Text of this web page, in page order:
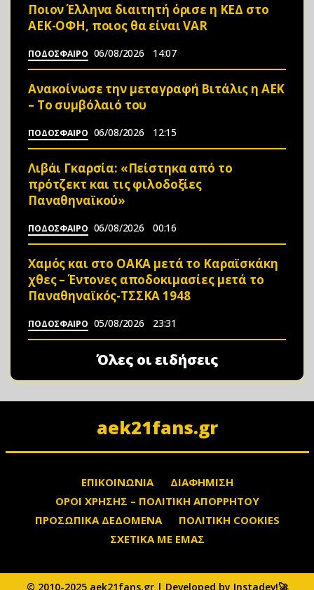
Ποιον Έλληνα διαιτητή όρισε η ΚΕΔ στο
ΑΕΚ-ΟΦΗ, ποιος θα είναι VAR
ΠΟΔΟΣΦΑΙΡΟ 06/08/2026 14:07
Ανακοίνωσε την μεταγραφή Βιτάλις η ΑΕΚ
– Το συμβόλαιό του
ΠΟΔΟΣΦΑΙΡΟ 06/08/2026 12:15
Λιβάι Γκαρσία: «Πείστηκα από το
πρότζεκτ και τις φιλοδοξίες
Παναθηναϊκού»
ΠΟΔΟΣΦΑΙΡΟ 06/08/2026 00:16
Χαμός και στο ΟΑΚΑ μετά το Καραϊσκάκη
χθες – Έντονες αποδοκιμασίες μετά το
Παναθηναϊκός-ΤΣΣΚΑ 1948
ΠΟΔΟΣΦΑΙΡΟ 05/08/2026 23:31
Όλες οι ειδήσεις
aek21fans.gr
ΕΠΙΚΟΙΝΩΝΙΑ
ΔΙΑΦΗΜΙΣΗ
ΟΡΟΙ ΧΡΗΣΗΣ – ΠΟΛΙΤΙΚΗ ΑΠΟΡΡΗΤΟΥ
ΠΡΟΣΩΠΙΚΑ ΔΕΔΟΜΕΝΑ
ΠΟΛΙΤΙΚΗ COOKIES
ΣΧΕΤΙΚΑ ΜΕ ΕΜΑΣ
© 2010-2025 aek21fans.gr | Developed by Instadev!🚀